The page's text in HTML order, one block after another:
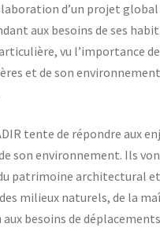
d’un projet global
aux besoins de ses
vu l’importance de
et de son environnement
tente de répondre aux
son environnement. Ils
patrimoine architectural
milieux naturels, de la
besoins de